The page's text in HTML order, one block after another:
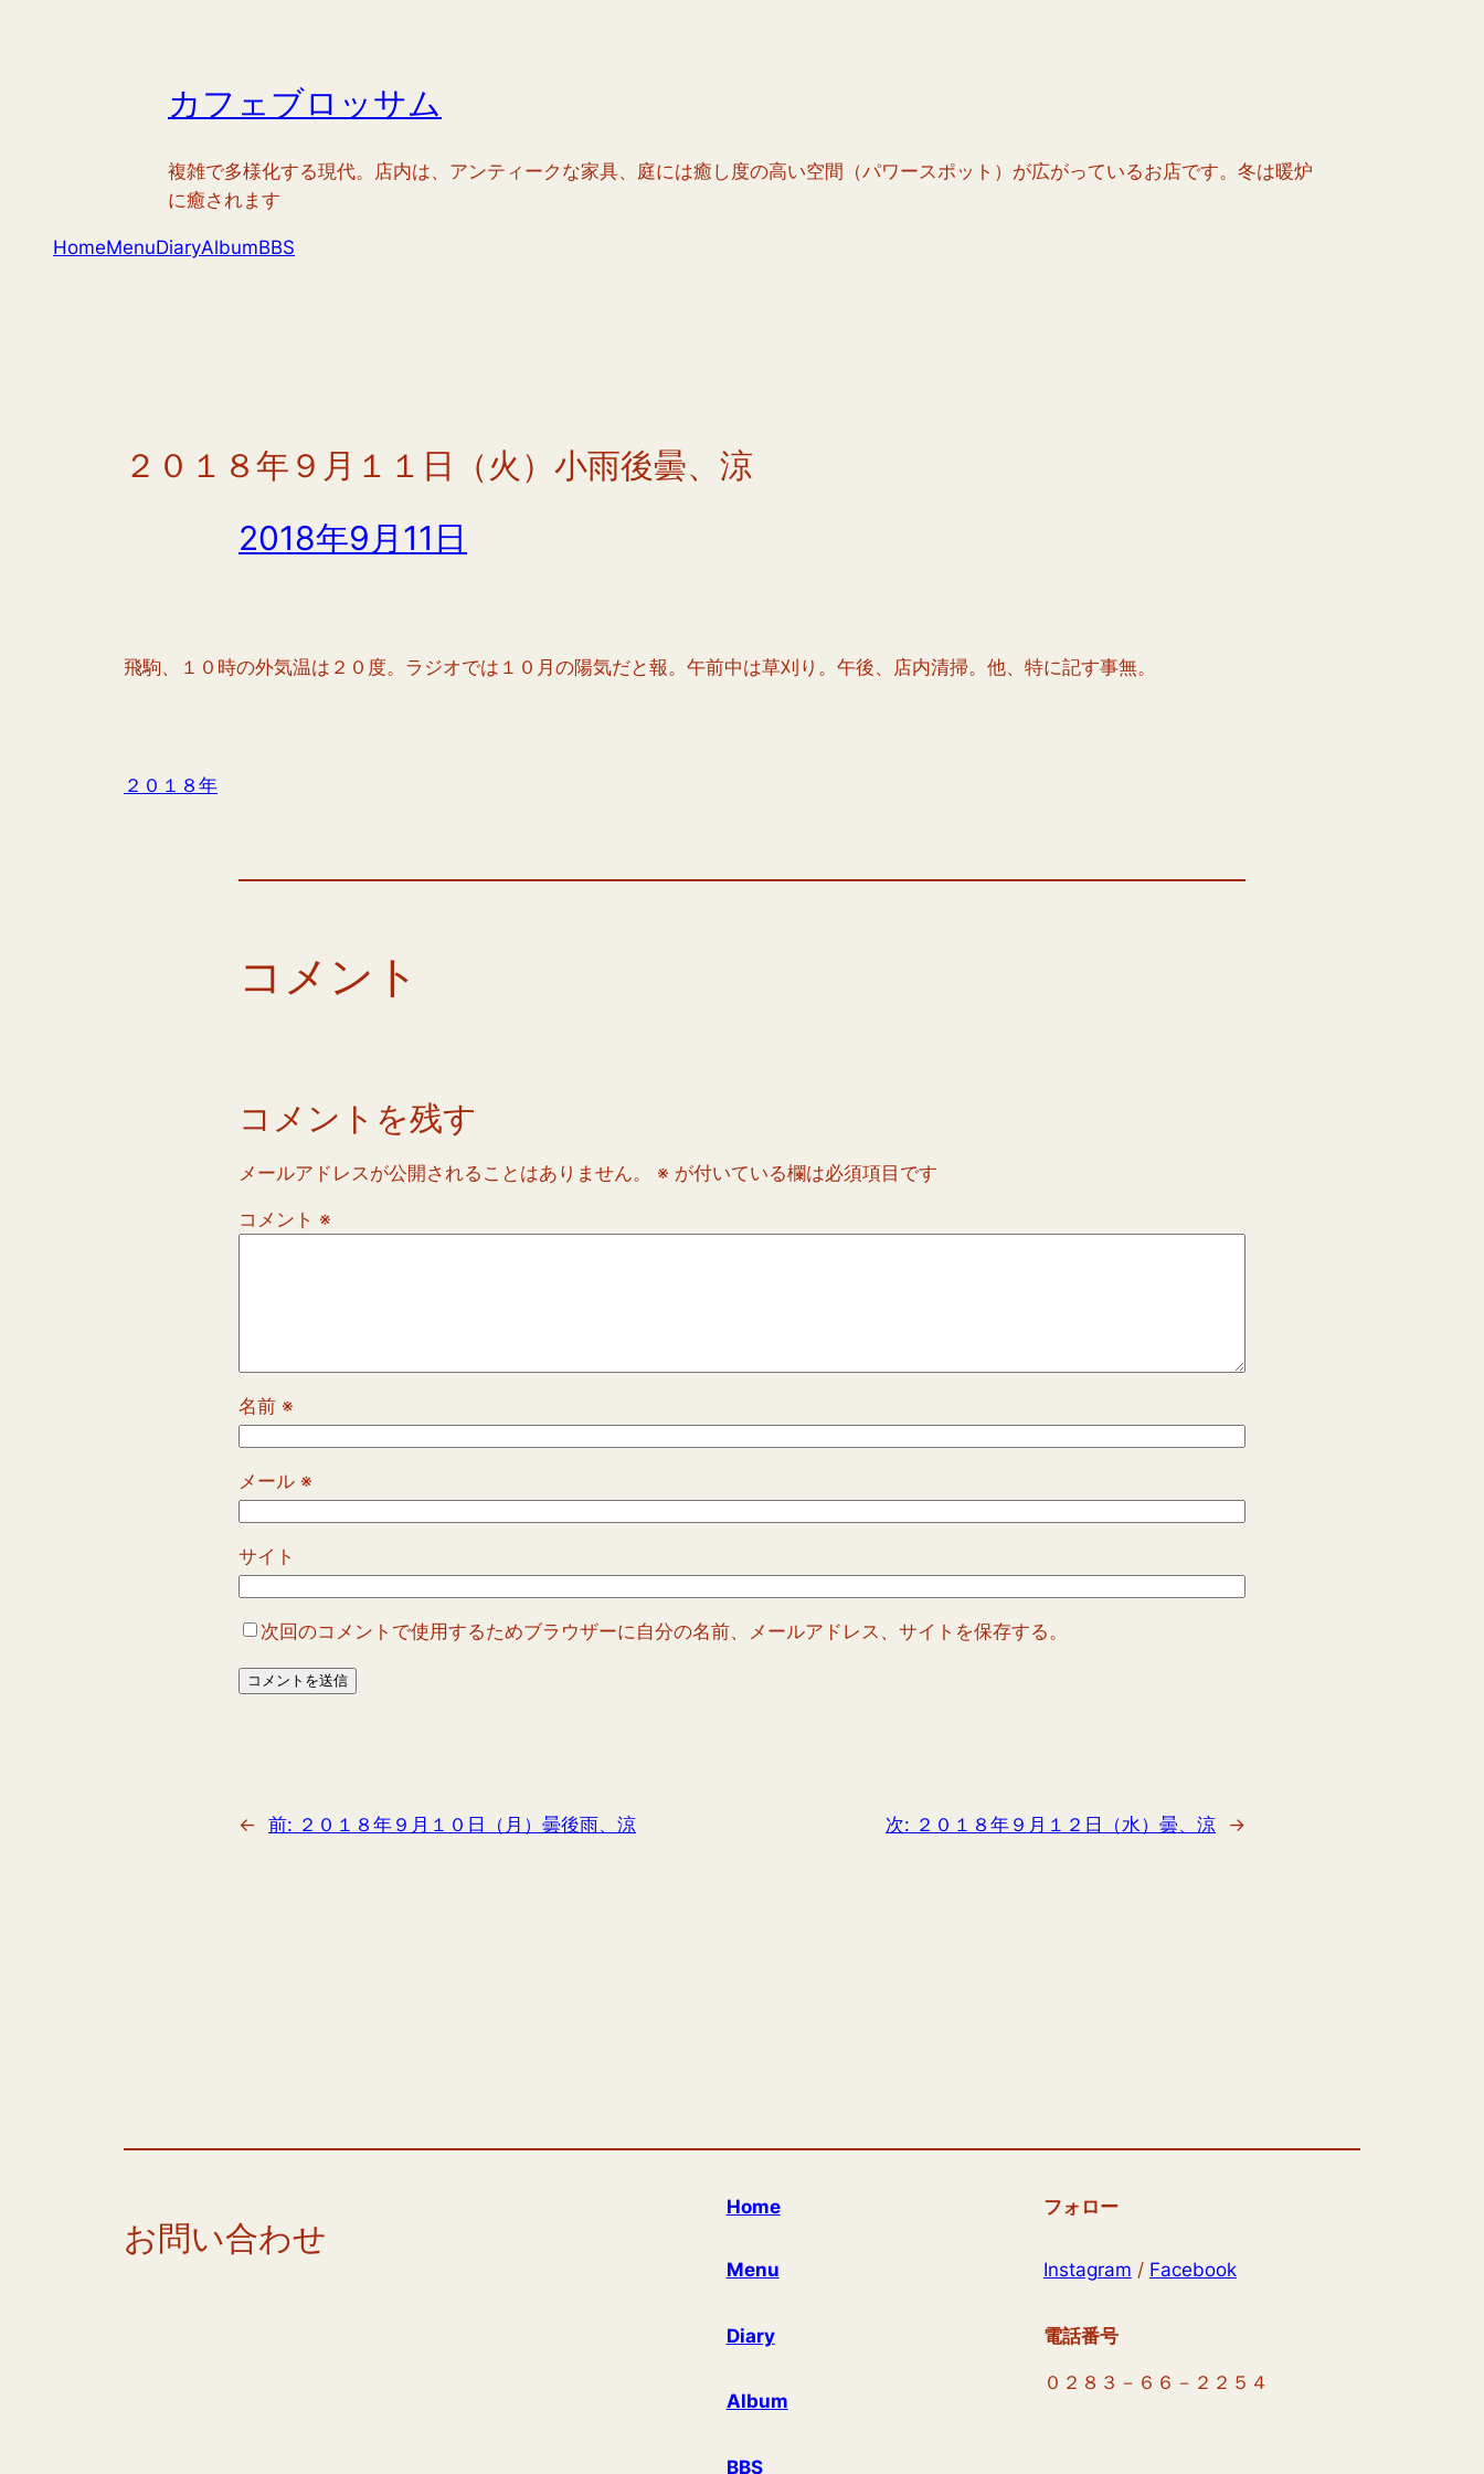
カフェブロッサム
複雑で多様化する現代。店内は、アンティークな家具、庭には癒し度の高い空間（パワースポット）が広がっているお店です。冬は暖炉
に癒されます
HomeMenuDiaryAlbumBBS
２０１８年９月１１日（火）小雨後曇、涼
2018年9月11日
飛駒、１０時の外気温は２０度。ラジオでは１０月の陽気だと報。午前中は草刈り。午後、店内清掃。他、特に記す事無。
２０１８年
コメント
コメントを残す
メールアドレスが公開されることはありません。 ※ が付いている欄は必須項目です
コメント ※
名前 ※
メール ※
サイト
次回のコメントで使用するためブラウザーに自分の名前、メールアドレス、サイトを保存する。
← 前: ２０１８年９月１０日（月）曇後雨、涼 次: ２０１８年９月１２日（水）曇、涼 →
お問い合わせ
Home
Menu
Diary
Album
BBS
フォロー
Instagram / Facebook
電話番号
０２８３－６６－２２５４